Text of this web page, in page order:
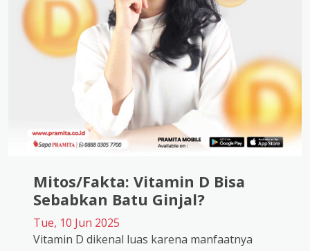
Mitos/Fakta: Vitamin D Bisa
Sebabkan Batu Ginjal?
Tue, 10 Jun 2025
Vitamin D dikenal luas karena manfaatnya